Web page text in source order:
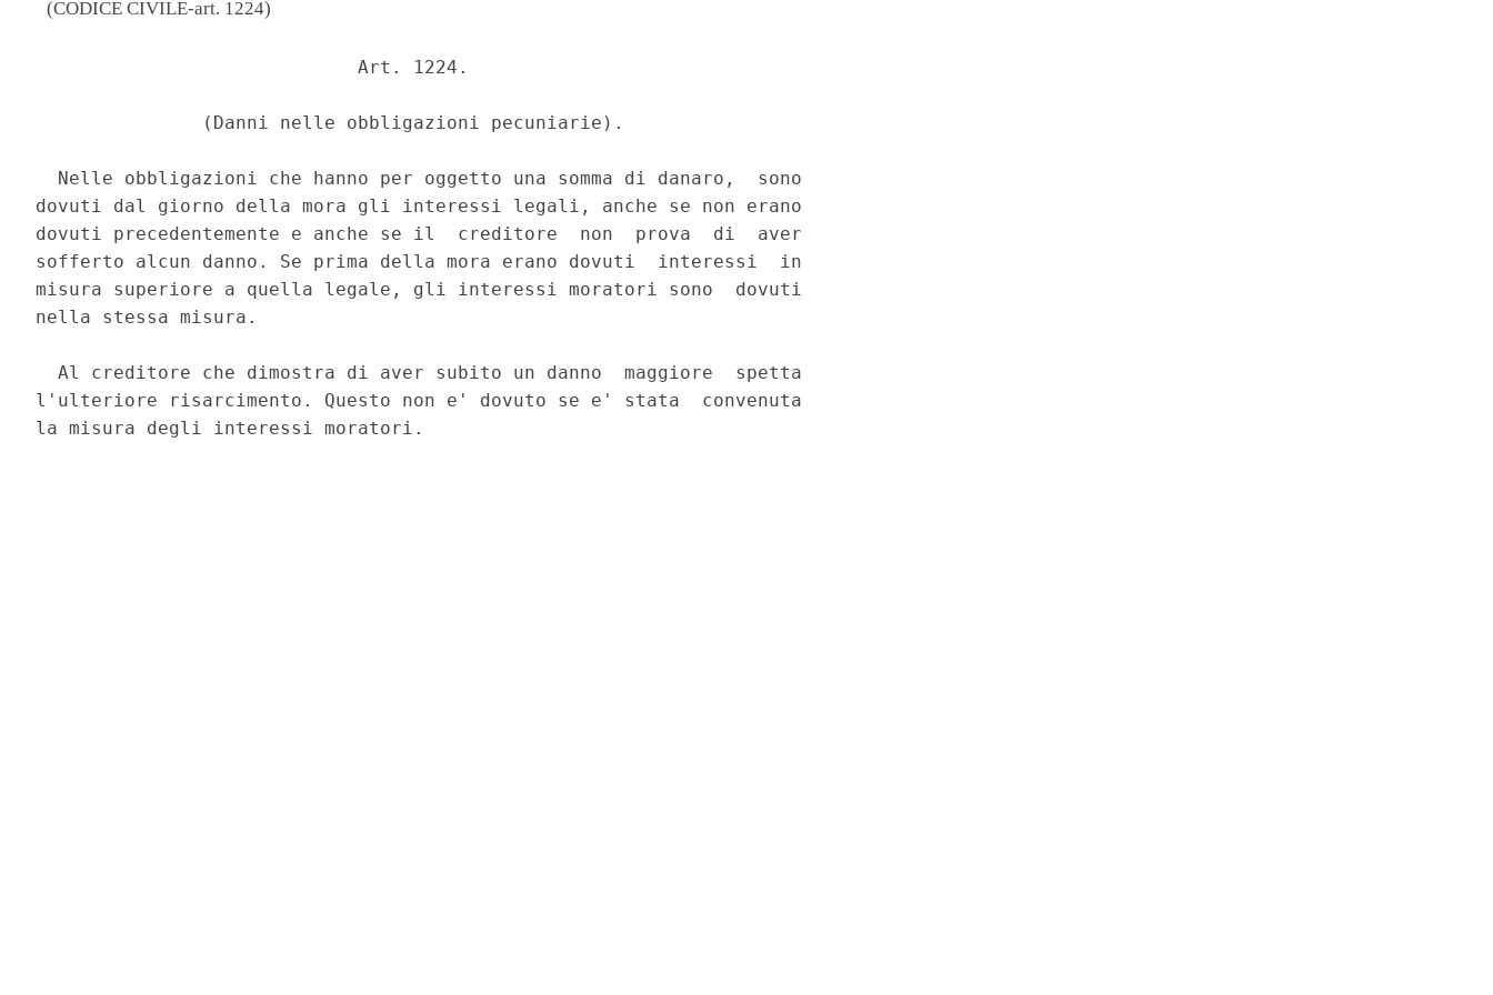
(CODICE CIVILE-art. 1224)
                             Art. 1224.
               (Danni nelle obbligazioni pecuniarie).
  Nelle obbligazioni che hanno per oggetto una somma di danaro,  sono
dovuti dal giorno della mora gli interessi legali, anche se non erano
dovuti precedentemente e anche se il  creditore  non  prova  di  aver
sofferto alcun danno. Se prima della mora erano dovuti  interessi  in
misura superiore a quella legale, gli interessi moratori sono  dovuti
nella stessa misura.
  Al creditore che dimostra di aver subito un danno  maggiore  spetta
l'ulteriore risarcimento. Questo non e' dovuto se e' stata  convenuta
la misura degli interessi moratori.